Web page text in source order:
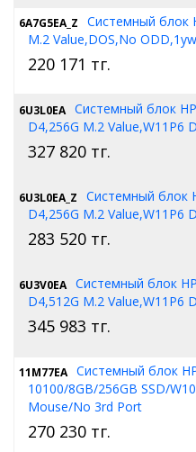
6A7G5EA_Z
Системный блок
M.2 Value,DOS,No
220 171 тг.
6U3L0EA Системный блок
D4,256G M.2 Value,W11P6
327 820 тг.
6U3L0EA_Z
Системный блок
D4,256G M.2 Value,W11P6
283 520 тг.
6U3V0EA Системный блок
D4,512G M.2 Value,W11P6
345 983 тг.
11M77EA Системный блок
10100/8GB/256GB SSD/
Mouse/No 3rd Port
270 230 тг.